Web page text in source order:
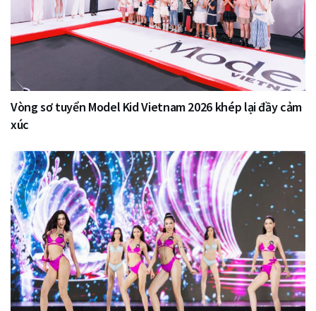
Vòng sơ tuyển Model Kid Vietnam 2026 khép lại đầy cảm
xúc